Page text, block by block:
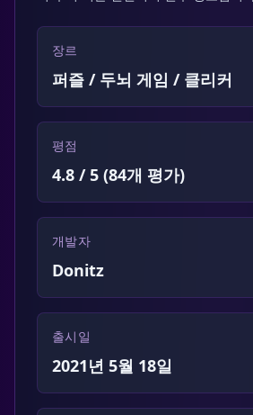
장르
퍼즐 / 두뇌 게임 / 클리커
평점
4.8 / 5 (84개 평가)
개발자
Donitz
출시일
2021년 5월 18일